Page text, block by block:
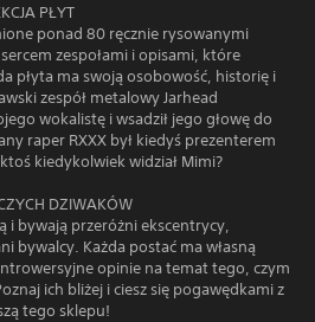
PŁYT
ponad 80 ręcznie rysowanymi
zespołami i opisami, które
płyta ma swoją osobowość, historię i
zespół metalowy Jarhead
wokalistę i wsadził jego głowę do
raper RXXX był kiedyś prezenterem
kiedykolwiek widział Mimi?
DZIWAKÓW
i bywają przeróżni ekscentrycy,
bywalcy. Każda postać ma własną
opinie na temat tego, czym
ich bliżej i ciesz się pogawędkami z
tego sklepu!